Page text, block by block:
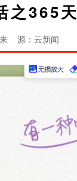
之365天
来 源：云新闻